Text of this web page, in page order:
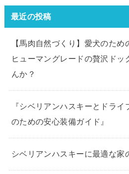
最近の投稿
【馬肉自然づくり】愛犬のため
ヒューマングレードの贅沢ドッ
んか？
『シベリアンハスキーとドラ
のための安心装備ガイド』
シベリアンハスキーに最適な家